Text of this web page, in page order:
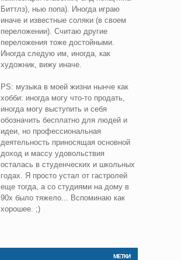
Биттлз), нью попа). Иногда играю
иначе и известные соляки (в своем
переложении). Считаю другие
переложения тоже достойными.
Иногда следую им, иногда, как
художник, вижу иначе.
PS: музыка в моей жизни нынче как
хобби: иногда могу что-то продать,
иногда могу выступить и себя
обозначить бесплатно для людей и
идеи, но профессиональная
деятельность приносящая основной
доход и массу удовольствия
осталась в студенческих и школьных
годах. Я просто устал от гастролей
еще тогда, а со студиями на дому в
90х было тяжело... Вспоминаю как
хорошее. ;)
МЕТКИ